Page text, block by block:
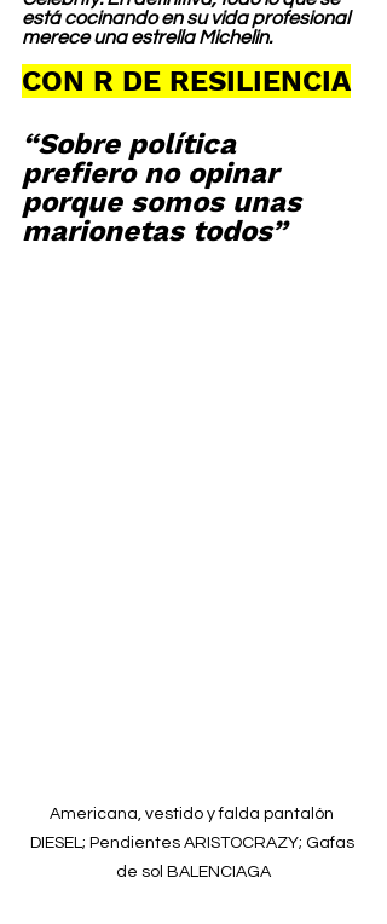
está cocinando en su vida profesional
merece una estrella Michelin.
CON R DE RESILIENCIA
“Sobre política
prefiero no opinar
porque somos unas
marionetas todos”
Americana, vestido y falda pantalón
DIESEL; Pendientes ARISTOCRAZY; Gafas
de sol BALENCIAGA